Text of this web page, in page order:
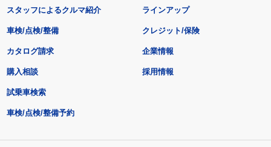
スタッフによるクルマ紹介 ラインアップ
車検/点検/整備 クレジット/保険
カタログ請求
購入相談
試乗車検索
車検/点検/整備予約
企業情報
採用情報